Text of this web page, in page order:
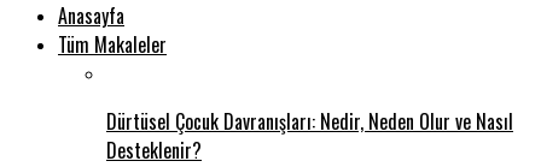
Anasayfa
Tüm Makaleler
Dürtüsel Çocuk Davranışları: Nedir, Neden Olur ve Nasıl
Desteklenir?